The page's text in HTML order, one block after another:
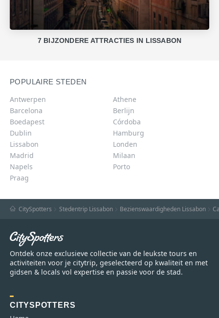
7 BIJZONDERE ATTRACTIES IN LISSABON
POPULAIRE STEDEN
Antwerpen
Athene
Barcelona
Berlijn
Boedapest
Córdoba
Dublin
Hamburg
Lissabon
Londen
Madrid
Milaan
Napels
Porto
Praag
CitySpotters Stedentrip Lissabon Bezienswaardigheden Lissabon
Ontdek onze exclusieve collectie van de leukste tours en
activiteiten voor je citytrip, geselecteerd op kwaliteit en met
gidsen & locals vol expertise en passie voor de stad.
CITYSPOTTERS